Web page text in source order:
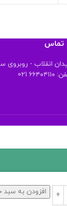
تماس
انقلاب - روبروی
021
افزودن به سبد